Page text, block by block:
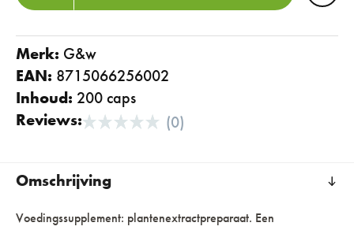
Merk:
g&w
EAN: 8715066256002
Inhoud: 200 caps
Reviews:
(0)
Omschrijving
Voedingssupplement: plantenextractpreparaat. Een